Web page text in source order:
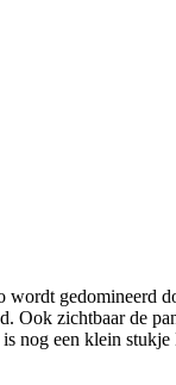
gedomineerd
Ook zichtbaar de
nog een klein stukje